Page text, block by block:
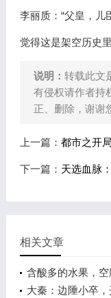
李丽质：“父皇，儿
觉得这是架空历史
说明： 转载此文
有侵权请作者持
正、删除，谢谢
上一篇： 都市之开
下一篇： 天选血脉
相关文章
含酸多的水果，
概而论！
大秦：边陲小卒